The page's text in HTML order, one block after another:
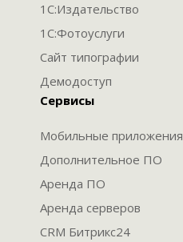
1С:Издательство
1С:Фотоуслуги
Сайт типографии
Демодоступ
Сервисы
Мобильные приложения
Дополнительное ПО
Аренда ПО
Аренда серверов
CRM Битрикс24